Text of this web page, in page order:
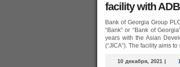
facility with
Bank of Georgia Group
“Bank” or “Bank of
years with the Asian
(“JICA”). The facility aims
10 декабря, 2021 |